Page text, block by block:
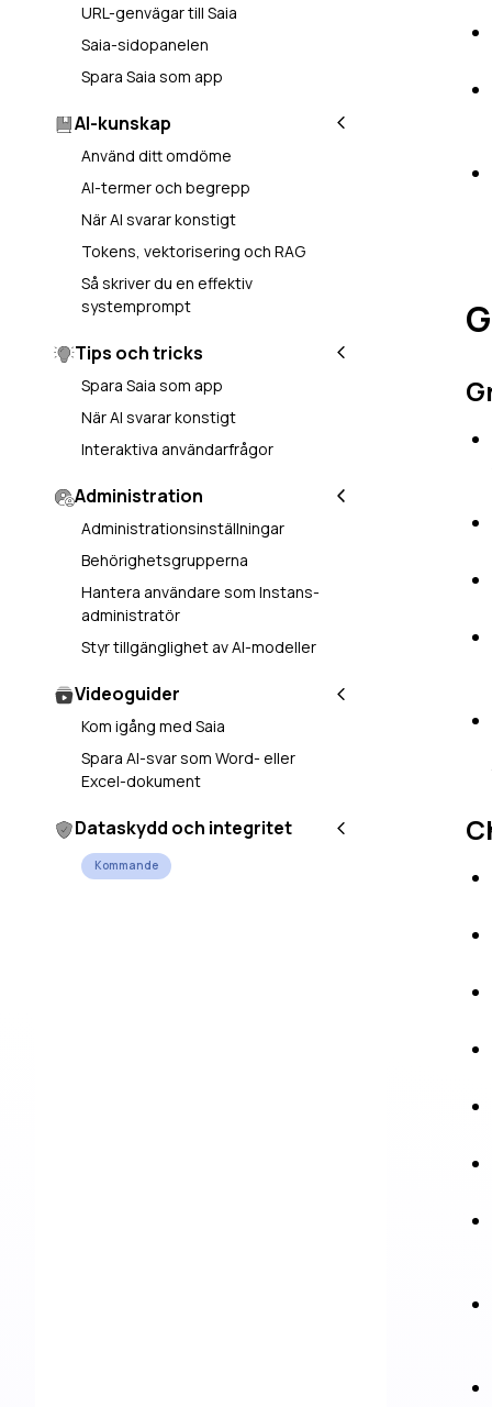
URL-genvägar till Saia
Saia-sidopanelen
Spara Saia som app
AI-kunskap
Använd ditt omdöme
AI-termer och begrepp
När AI svarar konstigt
Tokens, vektorisering och RAG
Så skriver du en effektiv
systemprompt
Tips och tricks
Spara Saia som app
När AI svarar konstigt
Interaktiva användarfrågor
Administration
Administrationsinställningar
Behörighetsgrupperna
Hantera användare som Instans-
administratör
Styr tillgänglighet av AI-modeller
Videoguider
Kom igång med Saia
Spara AI-svar som Word- eller
Excel-dokument
Dataskydd och integritet
Kommande